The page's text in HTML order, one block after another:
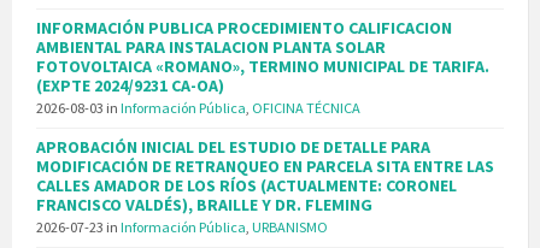
INFORMACIÓN PUBLICA PROCEDIMIENTO CALIFICACION
AMBIENTAL PARA INSTALACION PLANTA SOLAR
FOTOVOLTAICA «ROMANO», TERMINO MUNICIPAL DE TARIFA.
(EXPTE 2024/9231 CA-OA)
2026-08-03 in Información Pública, OFICINA TÉCNICA
APROBACIÓN INICIAL DEL ESTUDIO DE DETALLE PARA
MODIFICACIÓN DE RETRANQUEO EN PARCELA SITA ENTRE LAS
CALLES AMADOR DE LOS RÍOS (ACTUALMENTE: CORONEL
FRANCISCO VALDÉS), BRAILLE Y DR. FLEMING
2026-07-23 in Información Pública, URBANISMO